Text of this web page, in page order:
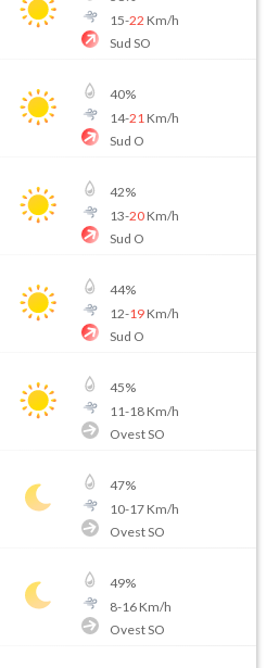
15-22 Km/h
Sud SO
40%
14-21 Km/h
Sud O
42%
13-20Km/h
Sud O
44%
12-19Km/h
Sud O
45%
11-18Km/h
Ovest SO
47%
10-17Km/h
Ovest SO
49%
8-16Km/h
Ovest SO